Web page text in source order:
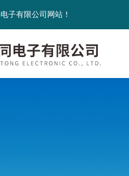
子有限公司网站！